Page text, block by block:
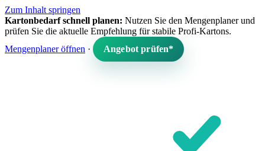
Zum Inhalt springen
Kartonbedarf schnell planen: Nutzen Sie den Mengenplaner und
prüfen Sie die aktuelle Empfehlung für stabile Profi-Kartons.
Mengenplaner öffnen · Angebot prüfen*